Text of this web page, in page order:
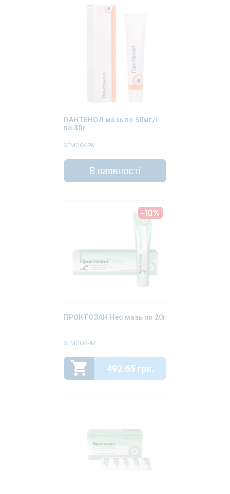
ПАНТЕНОЛ мазь по 50мг/г
по 30г
ХЕМОФАРМ
В наявності
ПРОКТОЗАН Нео мазь по 20г
ХЕМОФАРМ
492.65 грн.